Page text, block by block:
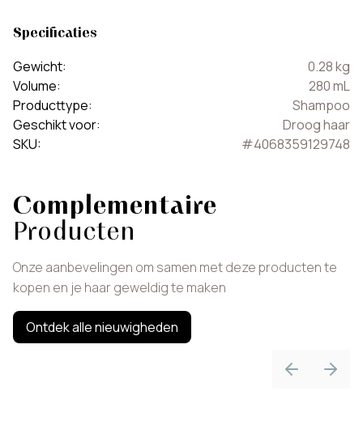
Specificaties
Gewicht: 0.28kg
Volume: 280mL
Producttype:
Shampoo
Geschikt voor:
Droog haar
SKU: #4068359129748
Complementaire
Producten
Onze aanbevelingen om samen met deze producten te
kopen en je haar geweldig te maken
Ontdek alle nieuwigheden
PreviousNext